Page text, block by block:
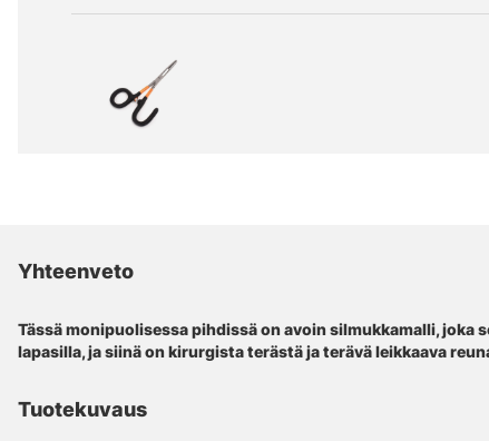
Yhteenveto
Tässä monipuolisessa pihdissä on avoin silmukkamalli, joka
lapasilla, ja siinä on kirurgista terästä ja terävä leikkaava
Tuotekuvaus